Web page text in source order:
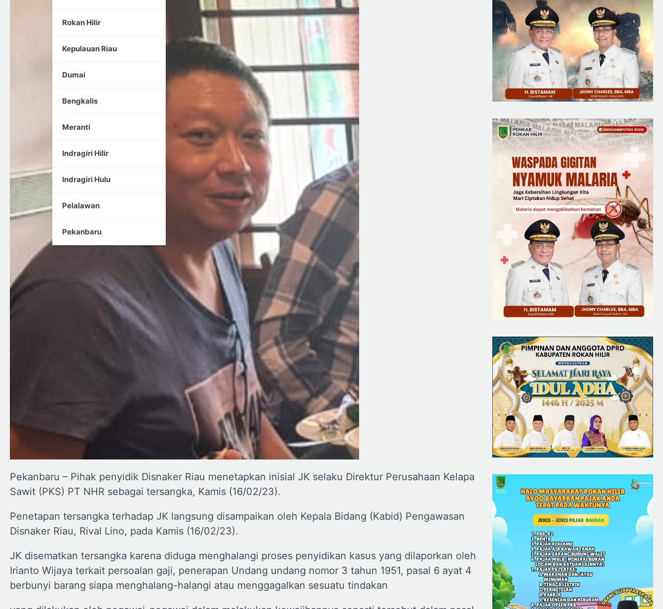
Rokan Hilir
Kepulauan Riau
Dumai
Bengkalis
Meranti
Indragiri Hilir
Indragiri Hulu
Pelalawan
Pekanbaru
Pekanbaru – Pihak penyidik Disnaker Riau menetapkan inisial JK selaku Direktur Perusahaan Kelapa
Sawit (PKS) PT NHR sebagai tersangka, Kamis (16/02/23).
Penetapan tersangka terhadap JK langsung disampaikan oleh Kepala Bidang (Kabid) Pengawasan
Disnaker Riau, Rival Lino, pada Kamis (16/02/23).
JK disematkan tersangka karena diduga menghalangi proses penyidikan kasus yang dilaporkan oleh
Irianto Wijaya terkait persoalan gaji, penerapan Undang undang nomor 3 tahun 1951, pasal 6 ayat 4
berbunyi barang siapa menghalang-halangi atau menggagalkan sesuatu tindakan